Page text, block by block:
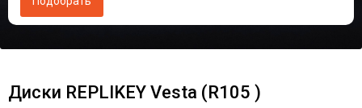
Диски RЕPLIKEY Vesta (R105 )